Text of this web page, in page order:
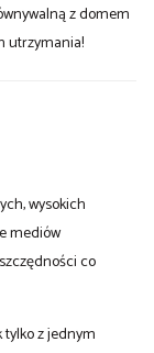
z domem
utrzymania!
wysokich
mediów
co
z jednym